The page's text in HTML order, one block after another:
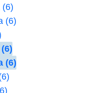
(6)
(6)
(6)